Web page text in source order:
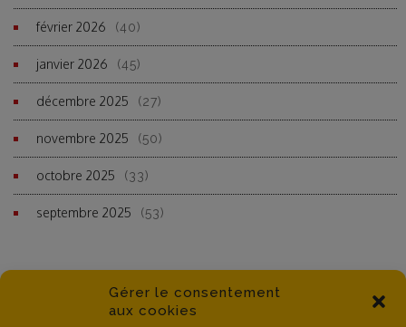
Gérer le consentement
aux cookies
février 2026 (40)
janvier 2026 (45)
décembre 2025 (27)
novembre 2025 (50)
octobre 2025 (33)
septembre 2025 (53)